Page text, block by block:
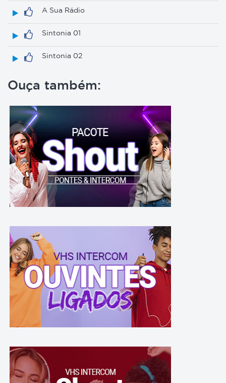
A Sua Rádio
Sintonia 01
Sintonia 02
Ouça também: